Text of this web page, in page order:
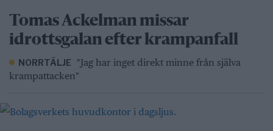
Tomas Ackelman missar
idrottsgalan efter krampanfall
NORRTÄLJE "Jag har inget direkt minne från själva
krampattacken"